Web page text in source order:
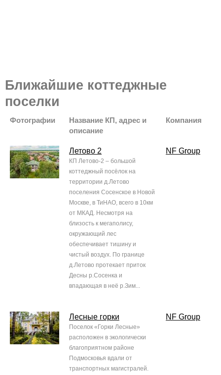
Ближайшие коттеджные
поселки
Фотографии
Название КП, адрес и
описание
Компания
Летово 2
КП Летово-2 – большой
коттеджный посёлок на
территории д.Летово
поселения Сосенское в Новой
Москве, в ТиНАО, всего в 10км
от МКАД. Несмотря на
близость к мегаполису,
окружающий лес
обеспечивает тишину и
чистый воздух. По границе
д.Летово протекает приток
Десны р.Сосенка и
впадающая в неё р.Зим...
NF Group
Лесные горки
Поселок «Горки Лесные»
расположен в экологически
благоприятном районе
Подмосковья вдали от
транспортных магистралей.
NF Group